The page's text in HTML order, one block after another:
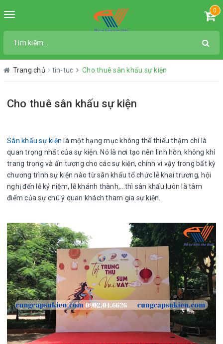
Toggle
0
Trang chủ tin-tuc Cho thuê sân khấu sự kiện
Cho thuê sân khấu sự kiện
Sân khấu sự kiện là một hạng mục không thể thiếu thậm chí là
quan trọng nhất của sự kiện. Nó là nơi tạo nên linh hồn, không khí
trang trọng và ấn tượng cho các sự kiện, chính vì vậy trong bất kỳ
chương trình sự kiện nào từ sân khấu tổ chức lễ khai trương, hội
nghị đến lễ kỷ niệm, lễ khánh thành,...thì sân khấu luôn là tâm
điểm của sự chú ý quan khách tham gia sự kiện.